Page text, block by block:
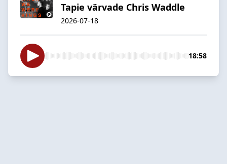
Tapie värvade Chris Waddle
2026-07-18
18:58